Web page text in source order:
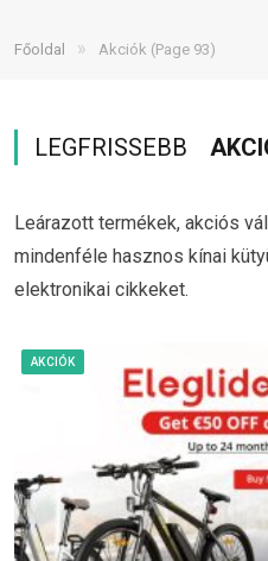
Főoldal » Akciók (Page 93)
LEGFRISSEBB
Leárazott termékek, akciós
mindenféle hasznos kínai
elektronikai cikkeket.
AKCIÓK